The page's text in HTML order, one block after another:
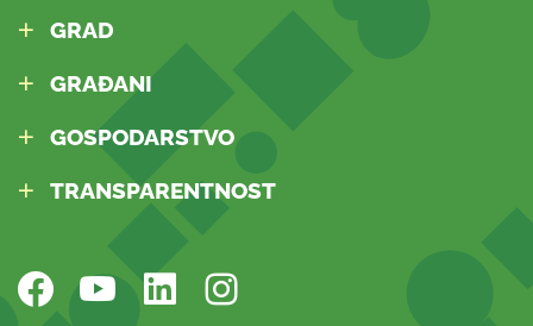
GRAD
GRAĐANI
GOSPODARSTVO
TRANSPARENTNOST